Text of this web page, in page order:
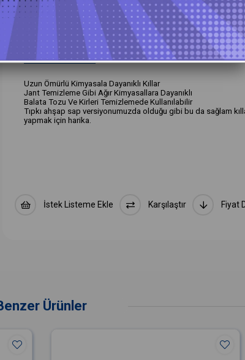
Ürün Özellikleri Yorumlar(0) Ödeme
Uzun Ömürlü Kimyasala Dayanıklı Kıllar
Jant Temizleme Gibi Ağır Kimyasallara Dayanıklı
Balata Tozu Ve Kirleri Temizlemede Kullanılabilir
Tıpkı ahşap sap versiyonumuzda olduğu gibi bu da sağlam
yapmak için harika.
İstek Listeme Ekle Karşılaştır Fiyat
Ürünler